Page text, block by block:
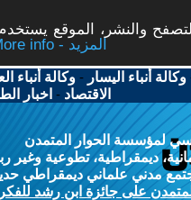
والنشر، الموقع
More info - المزيد
وكالة أنباء اليسار -وكالة أنباء
الاقتصاد - اخبار
لمؤسسة الحوار المتمدن
ديمقراطية، تطوعية وغير
مدني علماني ديمقراطي حديث
على جائزة ابن رشد